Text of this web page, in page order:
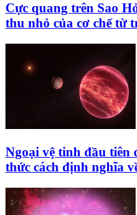
Cực quang trên Sao
thu nhỏ của cơ chế từ
Ngoại vệ tinh đầu tiên
thức cách định nghĩa